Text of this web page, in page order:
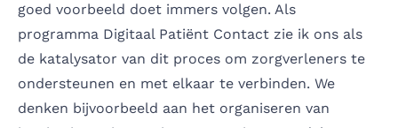
goed voorbeeld doet immers volgen. Als
programma Digitaal Patiënt Contact zie ik ons als
de katalysator van dit proces om zorgverleners te
ondersteunen en met elkaar te verbinden. We
denken bijvoorbeeld aan het organiseren van